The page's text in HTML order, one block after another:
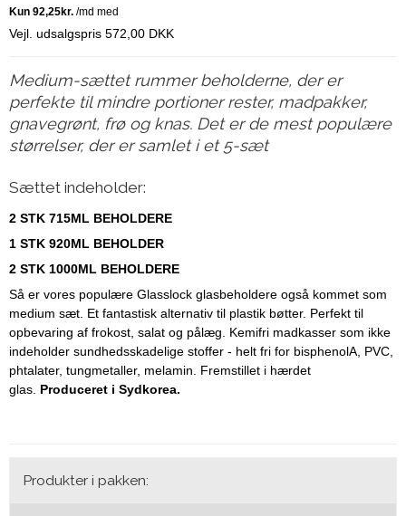
Vejl. udsalgspris 572,00 DKK
Medium-sættet rummer beholderne, der er
perfekte til mindre portioner rester, madpakker,
gnavegrønt, frø og knas. Det er de mest populære
størrelser, der er samlet i et 5-sæt
Sættet indeholder:
2 STK 715ML BEHOLDERE
1 STK 920ML BEHOLDER
2 STK 1000ML BEHOLDERE
Så er vores populære Glasslock glasbeholdere også kommet som
medium sæt. Et fantastisk alternativ til plastik bøtter. Perfekt til
opbevaring af frokost, salat og pålæg. Kemifri madkasser som ikke
indeholder sundhedsskadelige stoffer - helt fri for bisphenolA, PVC,
phtalater, tungmetaller, melamin. Fremstillet i hærdet
glas. Produceret i Sydkorea.
Produkter i pakken: